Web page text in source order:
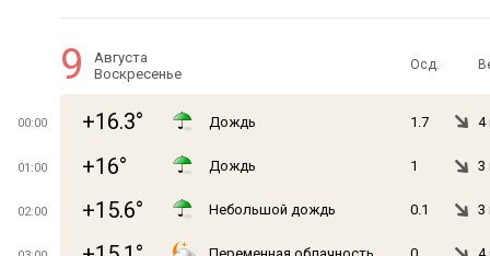
9
Августа
Воскресенье
Осд.
00:00 +16.3° Дождь 1.7 4
01:00 +16° Дождь 1 3
02:00 +15.6° Небольшой дождь 0.1 3